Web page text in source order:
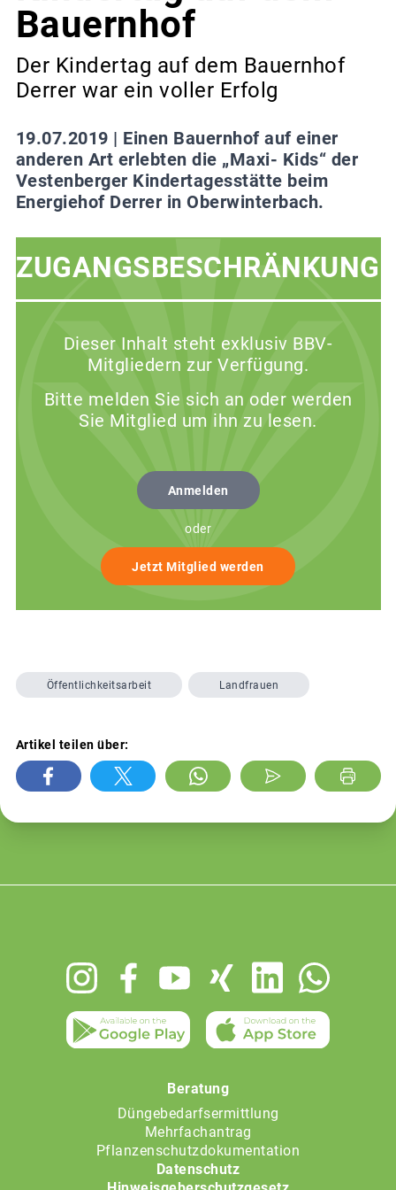
Bauernhof
Der Kindertag auf dem Bauernhof
Derrer war ein voller Erfolg
19.07.2019 | Einen Bauernhof auf einer
anderen Art erlebten die „Maxi- Kids“ der
Vestenberger Kindertagesstätte beim
Energiehof Derrer in Oberwinterbach.
ZUGANGSBESCHRÄNKUNG
Dieser Inhalt steht exklusiv BBV-
Mitgliedern zur Verfügung.
Bitte melden Sie sich an oder werden
Sie Mitglied um ihn zu lesen.
Anmelden
oder
Jetzt Mitglied werden
Öffentlichkeitsarbeit Landfrauen
Artikel teilen über:
Beratung
Düngebedarfsermittlung
Mehrfachantrag
Pflanzenschutzdokumentation
Datenschutz